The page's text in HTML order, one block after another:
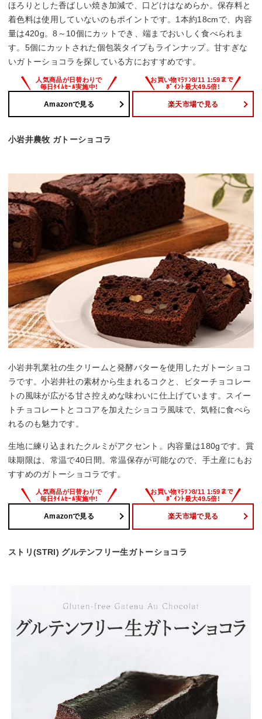
ほろりとした香ばしい焼き加減で、口どけはなめらか。保存料と
着色料は使用していないのもポイントです。1本約18cmで、内容
量は420g。8～10個にカットでき、端までおいしく食べられま
す。5個にカットされた個包装タイプもラインナップ。甘すぎな
いガトーショコラを探している方におすすめです。
Amazonで見る 楽天市場で見る
小岩井農牧 ガトーショコラ
小岩井乳業社の生クリームと発酵バターを使用したガトーショコ
ラです。小岩井社の素材から生まれるコクと、ビターチョコレー
トの風味が広がる甘さ控えめな味わいに仕上げています。スイー
トチョコレートとココアを加えたショコラ風味で、気軽に食べら
れるのも魅力です。
生地に練り込まれたクルミがアクセント。内容量は180gです。賞
味期限は、常温で40日間。常温保存が可能なので、手土産にもお
すすめのガトーショコラです。
Amazonで見る 楽天市場で見る
ストリ(STRI) グルテンフリー生ガトーショコラ